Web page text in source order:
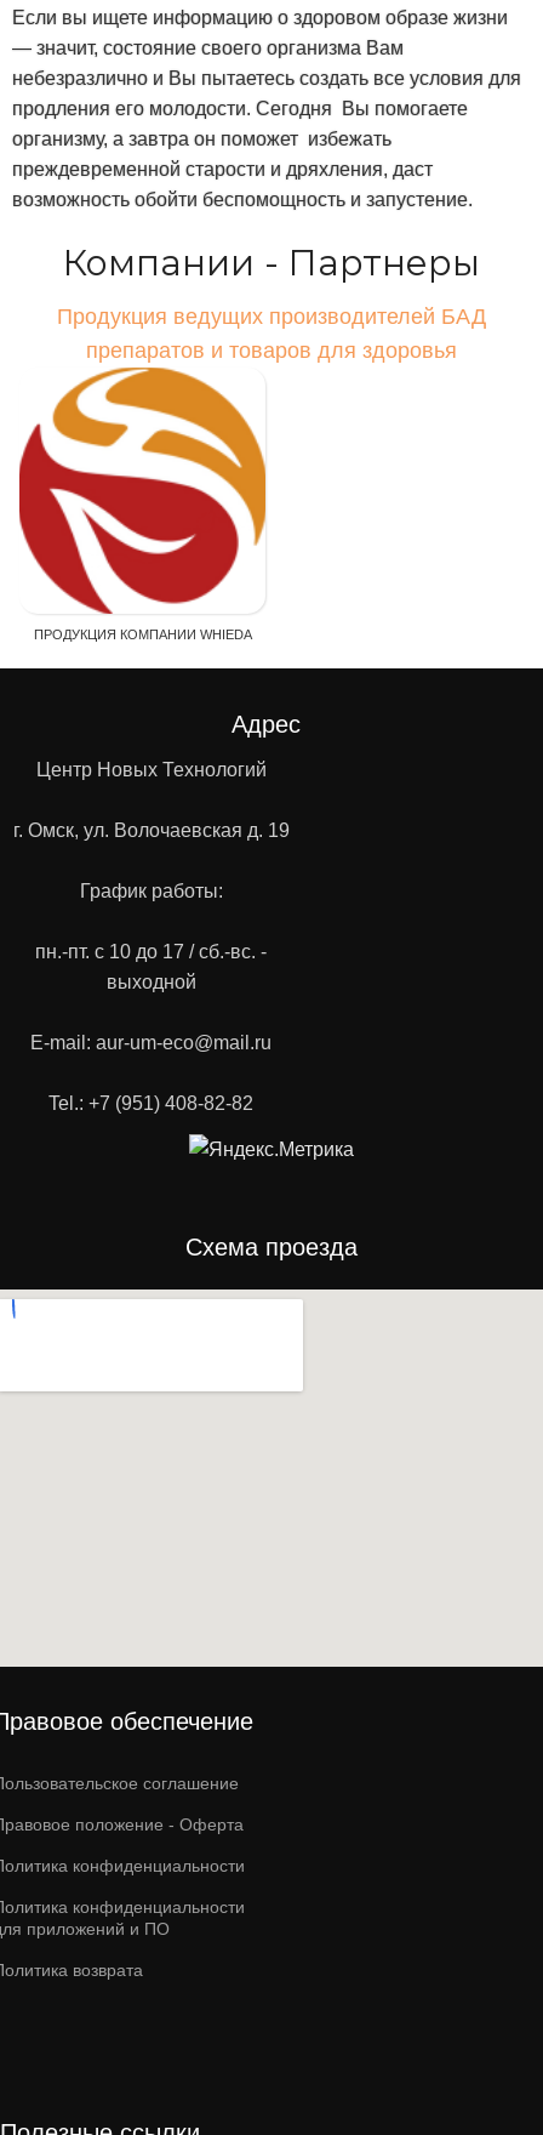
Если вы ищете информацию о здоровом образе жизни
— значит, состояние своего организма Вам
небезразлично и Вы пытаетесь создать все условия для
продления его молодости. Сегодня Вы помогаете
организму, а завтра он поможет избежать
преждевременной старости и дряхления, даст
возможность обойти беспомощность и запустение.
Компании - Партнеры
Продукция ведущих производителей БАД
препаратов и товаров для здоровья
ПРОДУКЦИЯ КОМПАНИИ WHIEDA
Адрес
Центр Новых Технологий
г. Омск, ул. Волочаевская д. 19
График работы:
пн.-пт. с 10 до 17 / сб.-вс. -
выходной
E-mail: aur-um-eco@mail.ru
Tel.: +7 (951) 408-82-82
Схема проезда
обеспечение
соглашение
положение - Оферта
конфиденциальности
конфиденциальности
приложений и ПО
возврата